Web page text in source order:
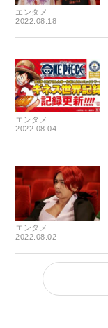
エンタメ
2022.08.18
エンタメ
2022.08.04
エンタメ
2022.08.02